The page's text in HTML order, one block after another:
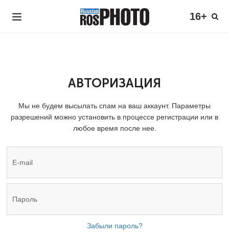
16+
АВТОРИЗАЦИЯ
Мы не будем высылать спам на ваш аккаунт. Параметры
разрешений можно установить в процессе регистрации или в
любое время после нее.
Забыли пароль?